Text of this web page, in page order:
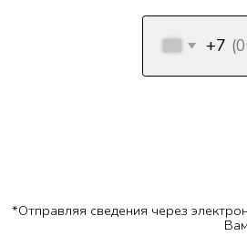
*Отправляя сведения через электронную